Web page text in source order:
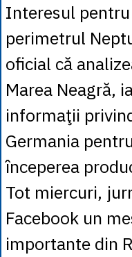
Interesul pentru
perimetrul
oficial că
Marea Neagră,
informaţii
Germania
începerea
Tot miercuri,
Facebook un
importante din